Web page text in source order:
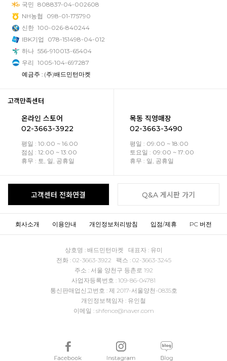
국민 808837-04-002608
NH농협
098-01-175790
신한 100-026-840244
IBK기업
078-151498-04-012
하나 556-910013-65404
우리 1005-104-697287
예금주 : (주)배드민턴마켓
고객만족센터
온라인 스토어
02-3663-3922
평일 : 10:00 ~ 16:00
점심 : 12:00 ~ 13:00
휴무 : 토, 일, 공휴일
목동 직영매장
02-3663-3490
평일 : 09:00 ~ 18:00
토요일 : 09:00 ~ 17:00
휴무 : 일, 공휴일
고객센터 전화연결 Q&A 게시판 가기
회사소개 이용안내 개인정보처리방침 입점/제휴 PC 버전
상호명 : 배드민턴마켓 대표자 : 유미
전화 : 02-3663-3922 팩스 : 02-3663-3245
주소 : 서울 양천구 등촌로 192
사업자등록번호 : 109-86-04781
통신판매업신고번호 : 제 2017-서울양천-0835호
개인정보책임자 : 유인철
이메일 : shfence@naver.com